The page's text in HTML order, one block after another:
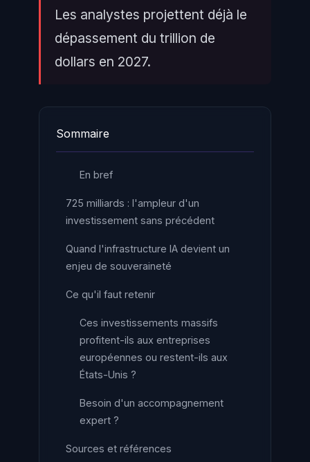
Les analystes projettent déjà le
dépassement du trillion de
dollars en 2027.
Sommaire
En bref
725 milliards : l'ampleur d'un
investissement sans précédent
Quand l'infrastructure IA devient un
enjeu de souveraineté
Ce qu'il faut retenir
Ces investissements massifs
profitent-ils aux entreprises
européennes ou restent-ils aux
États-Unis ?
Besoin d'un accompagnement
expert ?
Sources et références